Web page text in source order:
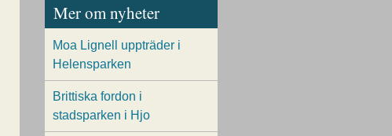
Mer om nyheter
Moa Lignell uppträder i
Helensparken
Brittiska fordon i
stadsparken i Hjo